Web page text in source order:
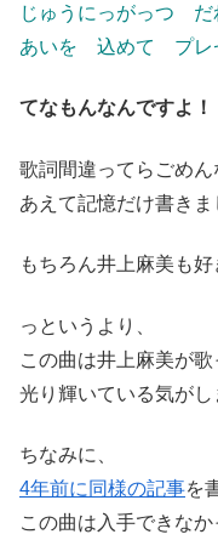
じゅうにっがっつ だ
あいを 込めて プレ
てなもんなんですよ！
歌詞間違ってらごめん
あえて記憶だけ書きま
もちろん井上麻美も好
っというより、
この曲は井上麻美が
光り輝いている気がし
ちなみに、
4年前に同様の記事を
この曲は入手できなか